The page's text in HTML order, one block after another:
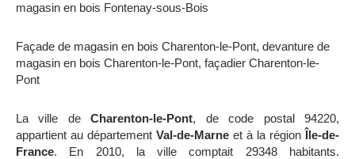
magasin en bois Fontenay-sous-Bois
Façade de magasin en bois Charenton-le-Pont, devanture de
magasin en bois Charenton-le-Pont, façadier Charenton-le-
Pont
La ville deCharenton-le-Pont, de code postal 94220,
appartient au département Val-de-Marne et à la région Île-de-
France. En 2010, la ville comptait 29348 habitants.